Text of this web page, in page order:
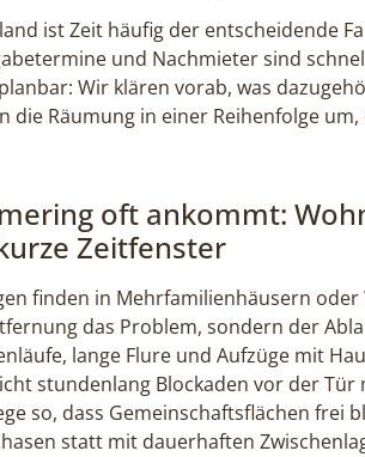
ist Zeit häufig der entscheidende
und Nachmieter sind
Wir klären vorab, was
die Räumung in einer Reihenfolge um,
oft ankommt:
Zeitfenster
finden in Mehrfamilienhäusern oder
das Problem, sondern der
lange Flure und Aufzüge mit
stundenlang Blockaden vor der Tür
so, dass Gemeinschaftsflächen frei
statt mit dauerhaften